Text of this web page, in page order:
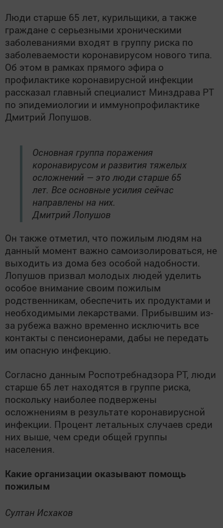
Люди старше 65 лет, курильщики, а также
граждане с серьезными хроническими
заболеваниями входят в группу риска по
заболеваемости коронавирусом нового типа.
Об этом в рамках прямого эфира о
профилактике коронавирусной инфекции
рассказал главный специалист Минздрава РТ
по эпидемиологии и иммунопрофилактике
Дмитрий Лопушов.
Основная группа поражения
коронавирусом и развития тяжелых
осложнений — это люди старше 65
лет. Все основные усилия сейчас
направлены на них.
Дмитрий Лопушов
Он также отметил, что пожилым людям на
данный момент важно самоизолироваться, не
выходить из дома без особой надобности.
Лопушов призвал молодых людей уделить
особое внимание своим пожилым
родственникам, обеспечить их продуктами и
необходимыми лекарствами. Прибывшим из-
за рубежа важно временно исключить все
контакты с пенсионерами, дабы не передать
им опасную инфекцию.
Согласно данным Роспотребнадзора РТ, люди
старше 65 лет находятся в группе риска,
поскольку наиболее подвержены
осложнениям в результате коронавирусной
инфекции. Процент летальных случаев среди
них выше, чем среди общей группы
населения.
Какие организации оказывают помощь
пожилым
Султан Исхаков